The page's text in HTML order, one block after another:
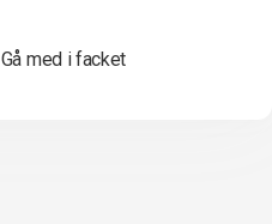
Gå med i facket